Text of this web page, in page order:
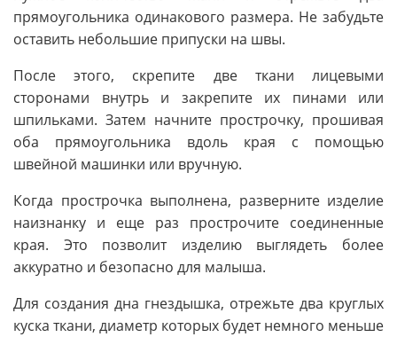
прямоугольника одинакового размера. Не забудьте
оставить небольшие припуски на швы.
После этого, скрепите две ткани лицевыми
сторонами внутрь и закрепите их пинами или
шпильками. Затем начните прострочку, прошивая
оба прямоугольника вдоль края с помощью
швейной машинки или вручную.
Когда прострочка выполнена, разверните изделие
наизнанку и еще раз прострочите соединенные
края. Это позволит изделию выглядеть более
аккуратно и безопасно для малыша.
Для создания дна гнездышка, отрежьте два круглых
куска ткани, диаметр которых будет немного меньше